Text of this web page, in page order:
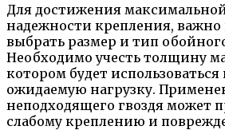
Для достижения
надежности крепления, важно
выбрать размер и тип
Необходимо учесть толщину
котором будет использоваться
ожидаемую нагрузку.
неподходящего гвоздя может
слабому креплению и